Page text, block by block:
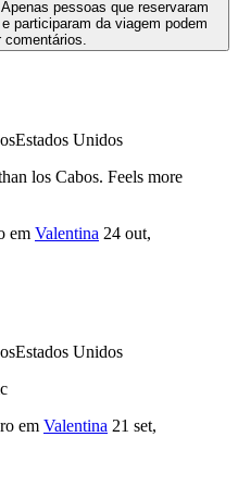
Apenas pessoas que reservaram
participaram da viagem podem
comentários.
Estados Unidos
los Cabos. Feels more
em Valentina 24 out,
Estados Unidos
em Valentina 21 set,